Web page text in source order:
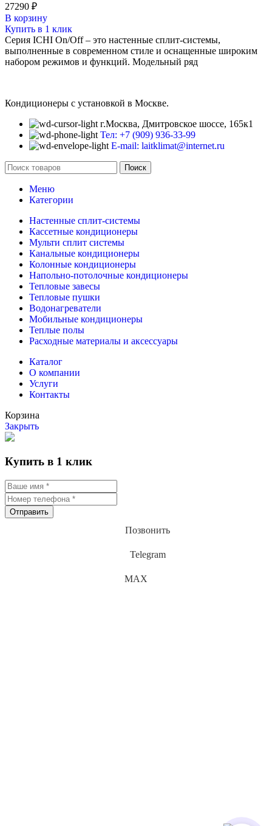
27290 ₽
В корзину
Купить в 1 клик
Серия ICHI On/Off – это настенные сплит-системы,
выполненные в современном стиле и оснащенные широким
набором режимов и функций. Модельный ряд
Кондиционеры с установкой в Москве.
г.Москва, Дмитровское шоссе, 165к1
Тел: +7 (909) 936-33-99
E-mail: laitklimat@internet.ru
Поиск
Меню
Категории
Настенные сплит-системы
Кассетные кондиционеры
Мульти сплит системы
Канальные кондиционеры
Колонные кондиционеры
Напольно-потолочные кондиционеры
Тепловые завесы
Тепловые пушки
Водонагреватели
Мобильные кондиционеры
Теплые полы
Расходные материалы и аксессуары
Каталог
О компании
Услуги
Контакты
Корзина
Закрыть
Купить в 1 клик
Отправить
Позвонить
Telegram
MAX